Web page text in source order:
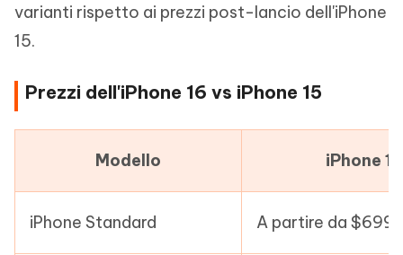
varianti rispetto ai prezzi post-lancio dell'iPhone
15.
Prezzi dell'iPhone 16 vs iPhone 15
Modello iPhone 15
iPhone Standard A partire da $699